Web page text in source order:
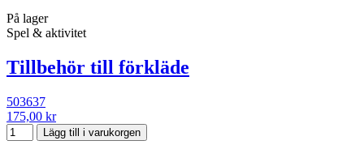
På lager
Spel & aktivitet
Tillbehör till förkläde
503637
175,00 kr
Lägg till i varukorgen